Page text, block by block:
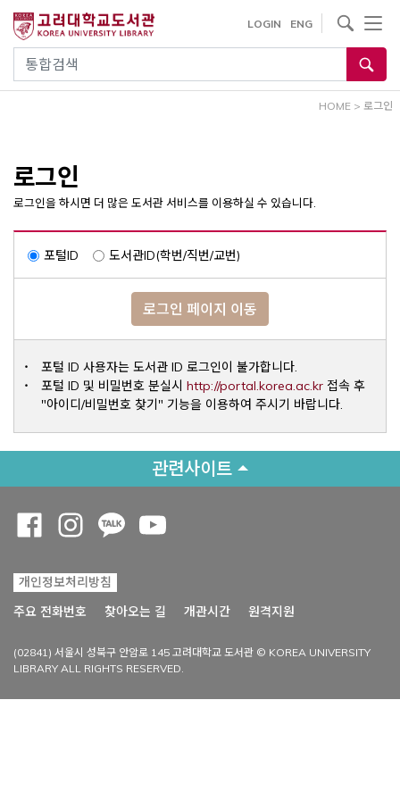
건
통합검색
LOGIN ENG
사이트내 검색
HOME > 로그인
로그인
로그인을 하시면 더 많은 도서관 서비스를 이용하실 수 있습니다.
포털ID 도서관ID(학번/직번/교번)
로그인 페이지 이동
포털 ID 사용자는 도서관 ID 로그인이 불가합니다.
포털 ID 및 비밀번호 분실시 http://portal.korea.ac.krOpens a
접속 후
"아이디/비밀번호 찾기" 기능을 이용하여 주시기 바랍니다.
관련사이트
개인정보처리방침
주요 전화번호
찾아오는 길 개관시간 원격지원
(02841) 서울시 성북구 안암로 145 고려대학교 도서관 © KOREA UNIVERSITY
LIBRARY ALL RIGHTS RESERVED.
Opens a new window
Opens a new window
Opens a new window